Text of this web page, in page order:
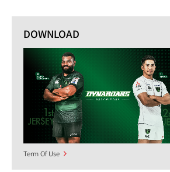
DOWNLOAD
Term Of Use